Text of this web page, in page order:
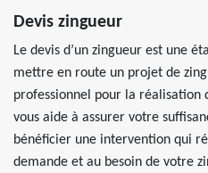
Devis zingueur
Le devis d’un zingueur est une
mettre en route un projet de
professionnel pour la réalisation
vous aide à assurer votre
bénéficier une intervention qui
demande et au besoin de votre